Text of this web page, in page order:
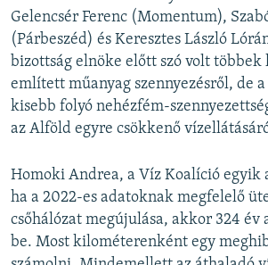
Gelencsér Ferenc (Momentum),
(Párbeszéd) és Keresztes László
bizottság elnöke előtt szó volt többek
említett műanyag szennyezésről, de a
kisebb folyó nehézfém-
az Alföld egyre csökkenő
Homoki Andrea, a Víz Koalíció egyik
ha a 2022-es adatoknak megfelelő
csőhálózat megújulása, akkor 324 év
be. Most kilométerenként egy